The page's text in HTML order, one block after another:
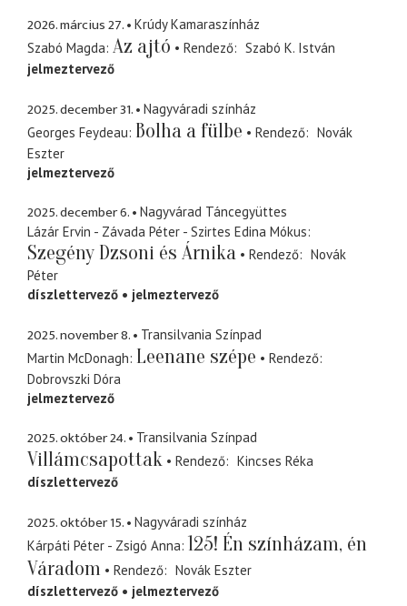
2026. március 27.
Krúdy Kamaraszínház
Szabó Magda Az ajtó Rendező
Szabó K. István
jelmeztervező
2025. december 31.
Nagyváradi színház
Georges Feydeau Bolha a fülbe Rendező
Novák
Eszter
jelmeztervező
2025. december 6.
Nagyvárad Táncegyüttes
Lázár Ervin - Závada Péter - Szirtes Edina Mókus
Szegény Dzsoni és Árnika Rendező
Novák
Péter
díszlettervező
jelmeztervező
2025. november 8.
Transilvania Színpad
Martin McDonagh Leenane szépe
Rendező
Dobrovszki Dóra
jelmeztervező
2025. október 24. Transilvania Színpad
Villámcsapottak Rendező
Kincses Réka
díszlettervező
2025. október 15.
Nagyváradi színház
Kárpáti Péter - Zsigó Anna 125! Én színházam, én
Váradom
Rendező
Novák Eszter
díszlettervező
jelmeztervező